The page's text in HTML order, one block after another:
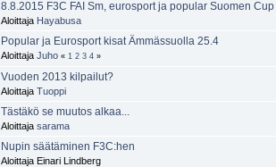
8.8.2015 F3C FAI Sm, eurosport ja popular Suomen
Aloittaja Hayabusa
Popular ja Eurosport kisat Ämmässuolla 25.4
Aloittaja Juho « 1 2 3 4 »
Vuoden 2013 kilpailut?
Aloittaja Tuoppi
Tästäkö se muutos alkaa...
Aloittaja sarama
Nupin säätäminen F3C:hen
Aloittaja Einari Lindberg